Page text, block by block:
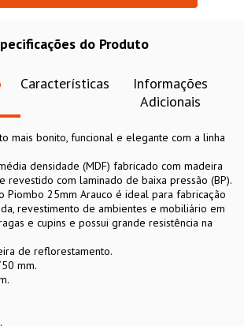
do Produto
Características
Informações
Adicionais
mais bonito, funcional e elegante com a linha
densidade (MDF) fabricado com madeira
revestido com laminado de baixa pressão (BP).
Piombo 25mm Arauco é ideal para fabricação
revestimento de ambientes e mobiliário em
e cupins e possui grande resistência na
de reflorestamento.
mm.